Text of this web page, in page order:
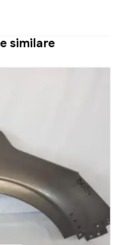
similare